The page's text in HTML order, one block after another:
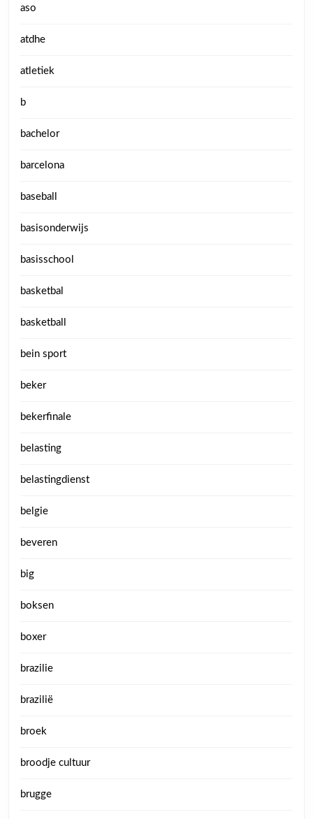
aso
atdhe
atletiek
b
bachelor
barcelona
baseball
basisonderwijs
basisschool
basketbal
basketball
bein sport
beker
bekerfinale
belasting
belastingdienst
belgie
beveren
big
boksen
boxer
brazilie
brazilië
broek
broodje cultuur
brugge